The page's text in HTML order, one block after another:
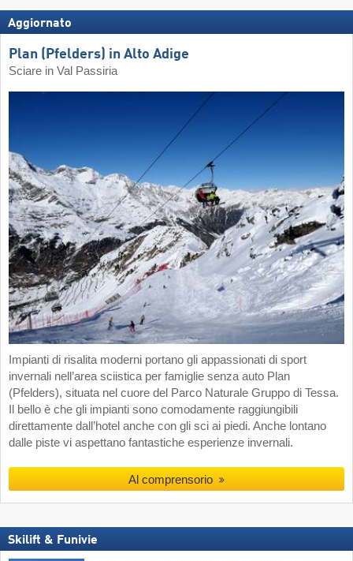
Aggiornato
Plan (Pfelders) in Alto Adige
Sciare in Val Passiria
Impianti di risalita moderni portano gli appassionati di sport
invernali nell’area sciistica per famiglie senza auto Plan
(Pfelders), situata nel cuore del Parco Naturale Gruppo di Tessa.
Il bello è che gli impianti sono comodamente raggiungibili
direttamente dall’hotel anche con gli sci ai piedi. Anche lontano
dalle piste vi aspettano fantastiche esperienze invernali.
Al comprensorio
Skilift & Funivie